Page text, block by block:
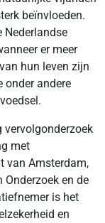
beïnvloeden.
Nederlandse
er meer
hun leven zijn
onder andere
met
van Amsterdam,
Onderzoek en de
is het
en